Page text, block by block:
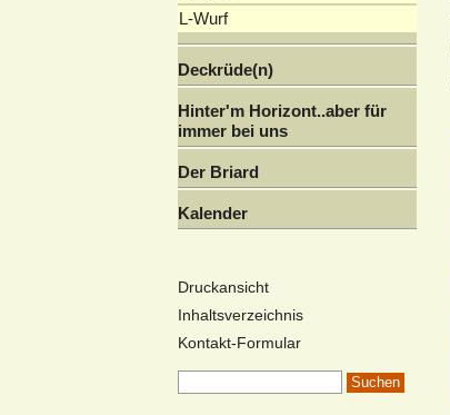
L-Wurf
Deckrüde(n)
Hinter'm Horizont..aber für
immer bei uns
Der Briard
Kalender
Druckansicht
Inhaltsverzeichnis
Kontakt-Formular